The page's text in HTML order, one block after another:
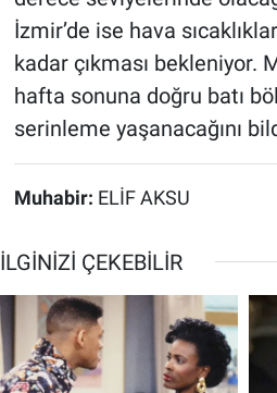
İzmir’de ise hava
kadar çıkması bekleniyor.
hafta sonuna doğru batı
serinleme yaşanacağını
Muhabir: ELİF AKSU